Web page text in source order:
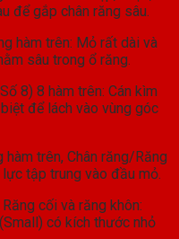
để gắp chân răng sâu.
hàm trên: Mỏ rất dài và
sâu trong ổ răng.
8) 8 hàm trên: Cán kìm
để lách vào vùng góc
hàm trên, Chân răng/Răng
tập trung vào đầu mỏ.
cối và răng khôn:
có kích thước nhỏ